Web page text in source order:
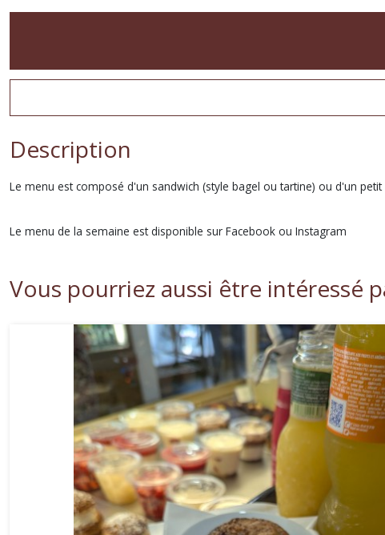
Description
Le menu est composé d'un sandwich (style bagel ou tartine) ou d'un
Le menu de la semaine est disponible sur Facebook ou Instagram
Vous pourriez aussi être intéressé